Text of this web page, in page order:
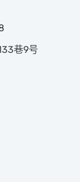
巷9号